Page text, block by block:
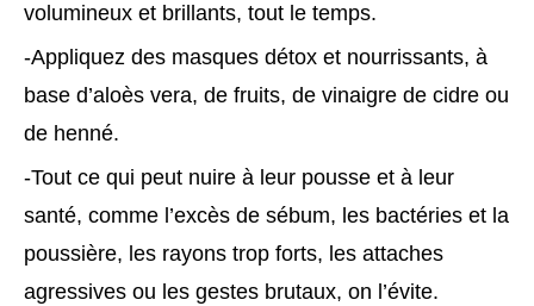
volumineux et brillants, tout le temps.
-Appliquez des masques détox et nourrissants, à
base d’aloès vera, de fruits, de vinaigre de cidre ou
de henné.
-Tout ce qui peut nuire à leur pousse et à leur
santé, comme l’excès de sébum, les bactéries et la
poussière, les rayons trop forts, les attaches
agressives ou les gestes brutaux, on l’évite.